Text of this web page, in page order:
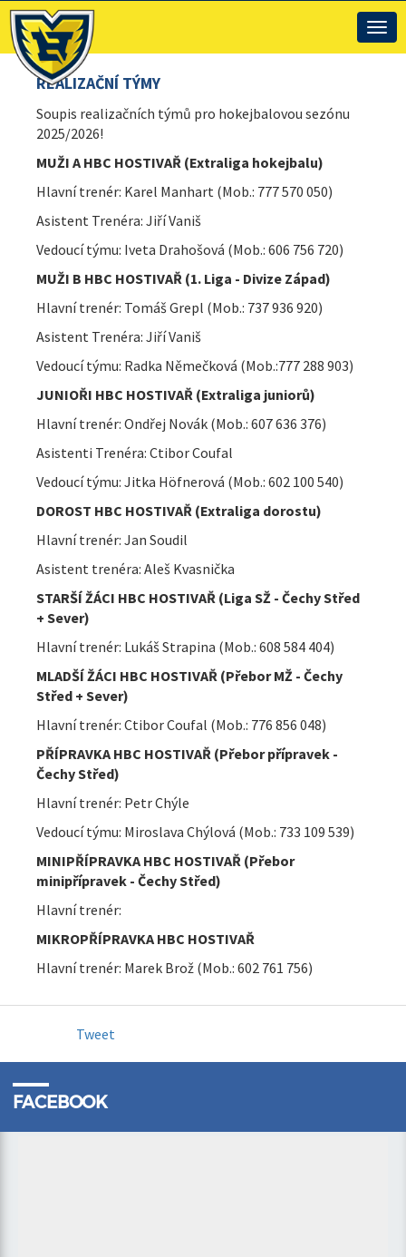
REALIZAČNÍ TÝMY
Soupis realizačních týmů pro hokejbalovou sezónu
2025/2026!
MUŽI A HBC HOSTIVAŘ (Extraliga hokejbalu)
Hlavní trenér: Karel Manhart (Mob.: 777 570 050)
Asistent Trenéra: Jiří Vaniš
Vedoucí týmu: Iveta Drahošová (Mob.: 606 756 720)
MUŽI B HBC HOSTIVAŘ (1. Liga - Divize Západ)
Hlavní trenér: Tomáš Grepl (Mob.: 737 936 920)
Asistent Trenéra: Jiří Vaniš
Vedoucí týmu: Radka Němečková (Mob.:777 288 903)
JUNIOŘI HBC HOSTIVAŘ (Extraliga juniorů)
Hlavní trenér: Ondřej Novák (Mob.: 607 636 376)
Asistenti Trenéra: Ctibor Coufal
Vedoucí týmu: Jitka Höfnerová (Mob.: 602 100 540)
DOROST HBC HOSTIVAŘ (Extraliga dorostu)
Hlavní trenér: Jan Soudil
Asistent trenéra: Aleš Kvasnička
STARŠÍ ŽÁCI HBC HOSTIVAŘ (Liga SŽ - Čechy Střed
+ Sever)
Hlavní trenér: Lukáš Strapina (Mob.: 608 584 404)
MLADŠÍ ŽÁCI HBC HOSTIVAŘ (Přebor MŽ - Čechy
Střed + Sever)
Hlavní trenér: Ctibor Coufal (Mob.: 776 856 048)
PŘÍPRAVKA HBC HOSTIVAŘ (Přebor přípravek -
Čechy Střed)
Hlavní trenér: Petr Chýle
Vedoucí týmu: Miroslava Chýlová (Mob.: 733 109 539)
MINIPŘÍPRAVKA HBC HOSTIVAŘ (Přebor
minipřípravek - Čechy Střed)
Hlavní trenér:
MIKROPŘÍPRAVKA HBC HOSTIVAŘ
Hlavní trenér: Marek Brož (Mob.: 602 761 756)
Tweet
FACEBOOK